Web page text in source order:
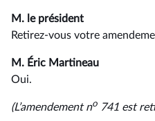
M. le président
Retirez-vous votre
M. Éric Martineau
Oui.
(L’amendement no 741 est